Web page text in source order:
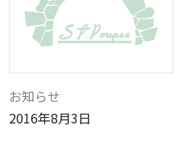
お知らせ
2016年8月3日